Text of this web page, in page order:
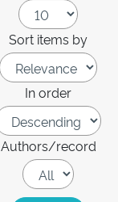
Sort items by
In order
Authors/record